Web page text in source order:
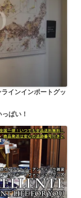
インインポートグッ
ぱい！